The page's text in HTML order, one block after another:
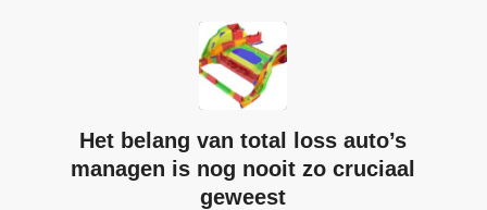
Het belang van total loss auto’s
managen is nog nooit zo cruciaal
geweest